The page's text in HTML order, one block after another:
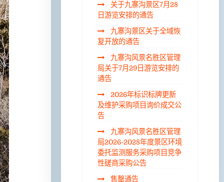
关于九寨沟景区7月28
日游览安排的通告
九寨沟景区关于全域恢
复开放的通告
九寨沟风景名胜区管理
局关于7月29日游览安排的
通告
2026年标识标牌更新
及维护采购项目询价成交公
告
九寨沟风景名胜区管理
局2026-2028年度景区环境
委托监测服务采购项目竞争
性磋商采购公告
售罄通告